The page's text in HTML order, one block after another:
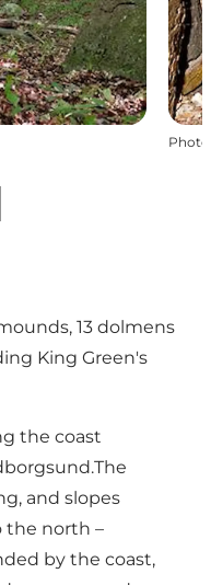
Photo
13 dolmens
King Green's
the coast
and slopes
the north –
by the coast,